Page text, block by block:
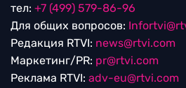
тел: +7 (499) 579-86-96
Для общих вопросов:
Редакция RTVI: news@rtvi.com
Маркетинг/PR: pr@rtvi.com
Реклама RTVI: adv-eu@rtvi.com